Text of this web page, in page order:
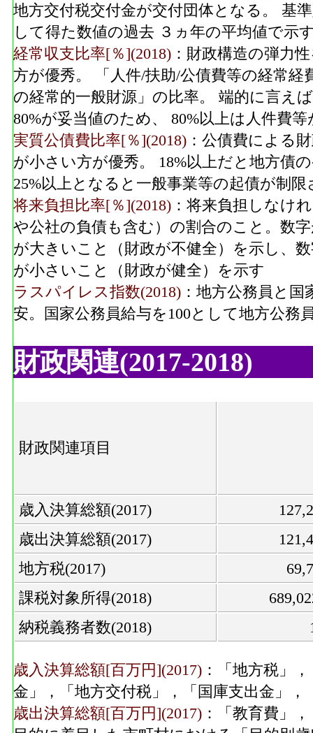
地方交付税交付金が交付団体となる。 基
して得た数値の過去 ３ヵ年の平均値で示
経常収支比率[％](2018) ：財政構造の弾力
方が優秀。 「人件/扶助/公債費等の経常経
の経常的一般財源」の比率。 端的に言え
80%が妥当値のため、 80%以上は人件費
実質公債費比率[％](2018) ：公債費による
が小さい方が優秀。 18%以上だと地方債
25%以上となると一般事業等の起債が制限
将来負担比率[％](2018) ：将来負担しなけ
や公社の負債も含む）の割合のこと。数
が大きいこと（財政が不健全）を示し、
が小さいこと（財政が健全）を示す
ラスパイレス指数(2018) ：地方公務員と
安。国家公務員給与を100として地方公務
財政関連(2017-2018)
財政関連項目
歳入決算総額(2017)
歳出決算総額(2017)
地方税(2017)
課税対象所得(2018)
納税義務者数(2018)
歳入決算総額[百万円](2017) ：「地方税」
金」，「地方交付税」，「国庫支出金」
歳出決算総額[百万円](2017) ：「教育費」